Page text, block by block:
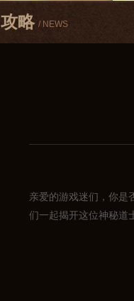
攻略 / NEWS
亲爱的游戏迷们，你
们一起揭开这位神秘道